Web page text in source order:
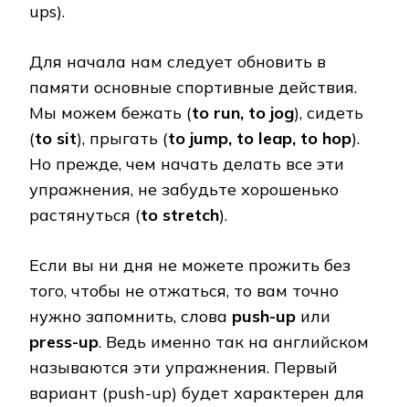
ups).
Для начала нам следует обновить в
памяти основные спортивные действия.
Мы можем бежать (to run, to jog), сидеть
(to sit), прыгать (to jump, to leap, to hop).
Но прежде, чем начать делать все эти
упражнения, не забудьте хорошенько
растянуться (to stretch).
Если вы ни дня не можете прожить без
того, чтобы не отжаться, то вам точно
нужно запомнить, слова push-up или
press-up. Ведь именно так на английском
называются эти упражнения. Первый
вариант (push-up) будет характерен для